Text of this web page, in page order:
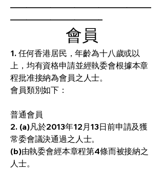
會員
1. 任何香港居民，年齡為十八歲或以
上，均有資格申請並經執委會根據本章
程批准接納為會員之人士。
會員類別如下：
普通會員
2. (a)凡於2013年12月13日前申請及獲
常委會議決通過之人士。
(b)由執委會經本章程第4條而被接納之
人士。